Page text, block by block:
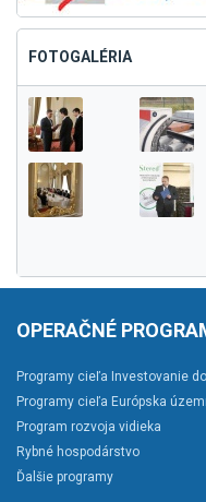
FOTOGALÉRIA
OPERAČNÉ
Programy cieľa Investovanie
Programy cieľa Európska
Program rozvoja vidieka
Rybné hospodárstvo
Ďalšie programy